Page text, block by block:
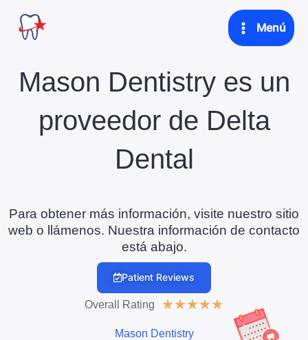
Main
Menu
Menú
Mason Dentistry es un
proveedor de Delta
Dental
Para obtener más información, visite nuestro sitio
web o llámenos. Nuestra información de contacto
está abajo.
Patient Reviews
Overall Rating ★★★★★
Mason Dentistry